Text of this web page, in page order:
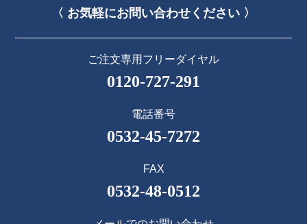
〈 お気軽にお問い合わせください 〉
ご注文専用フリーダイヤル
0120-727-291
電話番号
0532-45-7272
FAX
0532-48-0512